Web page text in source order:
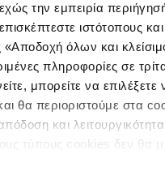
την εμπειρία
ιστότοπους
όλων και
πληροφορίες σε
μπορείτε να επιλέξετε
περιοριστούμε στα
και λειτουργικότητα
τύπους cookies δεν θα
επιλογές σας ή να